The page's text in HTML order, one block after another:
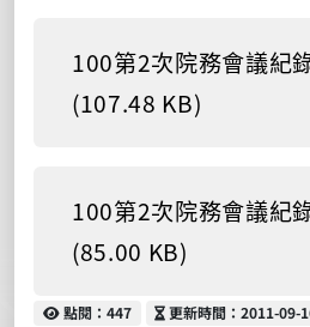
100第2次院務會議紀
(107.48 KB)
100第2次院務會議紀
(85.00 KB)
點閱
點閱：447 更新時間
更新時間：2011-09-